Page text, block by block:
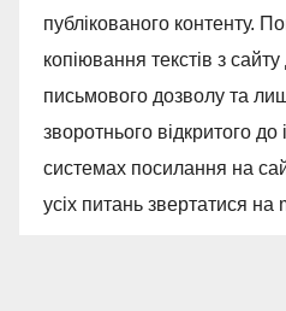
публікованого контенту.
копіювання текстів з
письмового дозволу та
зворотнього відкритого до
системах посилання на
усіх питань звертатися на